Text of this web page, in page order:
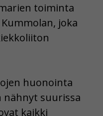
toiminta
joka
huonointa
nähnyt suurissa
kaikki